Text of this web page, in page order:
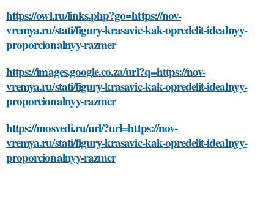
https://owl.ru/links.php?go=https://nov-
vremya.ru/stati/figury-krasavic-kak-opredelit-idealnyy-
proporcionalnyy-razmer
https://images.google.co.za/url?q=https://nov-
vremya.ru/stati/figury-krasavic-kak-opredelit-idealnyy-
proporcionalnyy-razmer
https://mosvedi.ru/url/?url=https://nov-
vremya.ru/stati/figury-krasavic-kak-opredelit-idealnyy-
proporcionalnyy-razmer